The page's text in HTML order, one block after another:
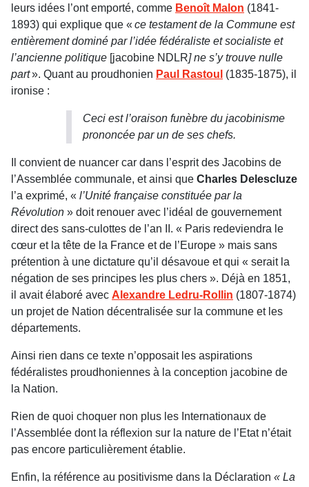
leurs idées l’ont emporté, comme Benoît Malon (1841-
1893) qui explique que « ce testament de la Commune est
entièrement dominé par l’idée fédéraliste et socialiste et
l’ancienne politique [jacobine NDLR] ne s’y trouve nulle
part». Quant au proudhonien Paul Rastoul (1835-1875), il
ironise :
Ceci est l’oraison funèbre du jacobinisme
prononcée par un de ses chefs.
Il convient de nuancer car dans l’esprit des Jacobins de
l’Assemblée communale, et ainsi que Charles Delescluze
l’a exprimé, « l’Unité française constituée par la
Révolution » doit renouer avec l’idéal de gouvernement
direct des sans-culottes de l’an II. « Paris redeviendra le
cœur et la tête de la France et de l’Europe » mais sans
prétention à une dictature qu’il désavoue et qui « serait la
négation de ses principes les plus chers ». Déjà en 1851,
il avait élaboré avec Alexandre Ledru-Rollin (1807-1874)
un projet de Nation décentralisée sur la commune et les
départements.
Ainsi rien dans ce texte n’opposait les aspirations
fédéralistes proudhoniennes à la conception jacobine de
la Nation.
Rien de quoi choquer non plus les Internationaux de
l’Assemblée dont la réflexion sur la nature de l’Etat n’était
pas encore particulièrement établie.
Enfin, la référence au positivisme dans la Déclaration « La